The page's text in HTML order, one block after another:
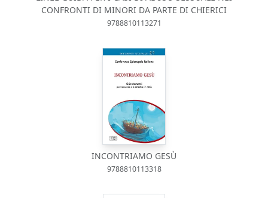
CONFRONTI DI MINORI DA PARTE DI CHIERICI
9788810113271
INCONTRIAMO GESÙ
9788810113318